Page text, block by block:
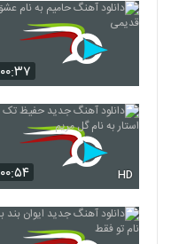
۰۰:۳۷
۰۰:۵۴ HD